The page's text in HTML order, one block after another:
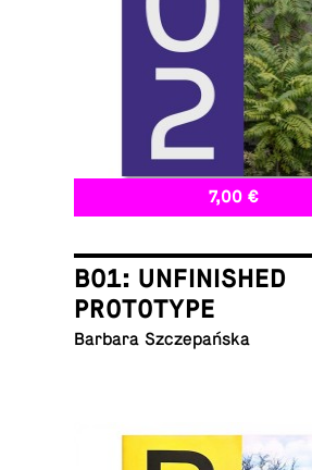
7,00 €
B01: UNFINISHED
PROTOTYPE
Barbara Szczepańska